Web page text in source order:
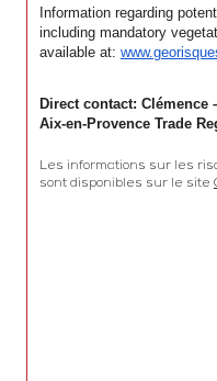
Information regarding
including mandatory
available at:
Direct contact: Clémence
Aix-en-Provence Trade
Les informations sur les
sont disponibles sur le site